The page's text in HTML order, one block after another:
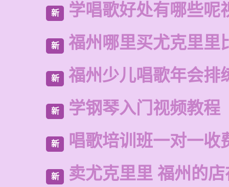
新 学唱歌好处有哪些呢
新 福州哪里买尤克里里
新 福州少儿唱歌年会排
新 学钢琴入门视频教程
新 唱歌培训班一对一收
新 卖尤克里里 福州的